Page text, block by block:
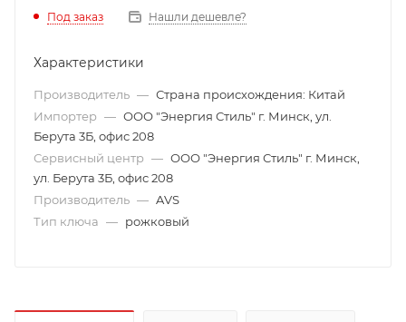
Под заказ Нашли дешевле?
Характеристики
Производитель — Страна происхождения: Китай
Импортер — ООО "Энергия Стиль" г. Минск, ул.
Берута 3Б, офис 208
Сервисный центр — ООО "Энергия Стиль" г. Минск,
ул. Берута 3Б, офис 208
Производитель — AVS
Тип ключа — рожковый